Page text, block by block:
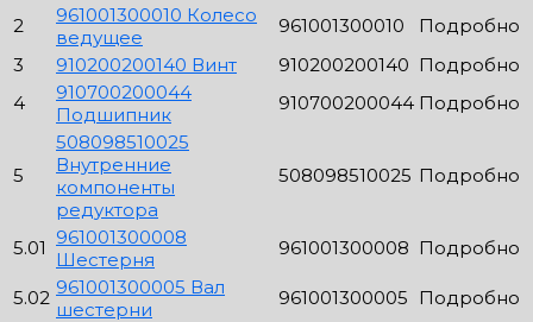
2
961001300010 Колесо
ведущее
961001300010
Подробно
3
910200200140 Винт 910200200140 Подробно
4
910700200044
Подшипник
910700200044 Подробно
5
508098510025
Внутренние
компоненты
редуктора
508098510025 Подробно
5.01 961001300008
Шестерня
961001300008 Подробно
5.02 961001300005 Вал
шестерни
961001300005 Подробно